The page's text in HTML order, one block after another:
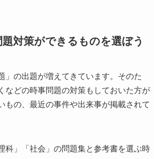
対策ができるものを選ぼう
」の出題が増えてきています。そのた
などの時事問題の対策もしておいた方が
もの、最近の事件や出来事が掲載されて
科」「社会」の問題集と参考書を選ぶ時